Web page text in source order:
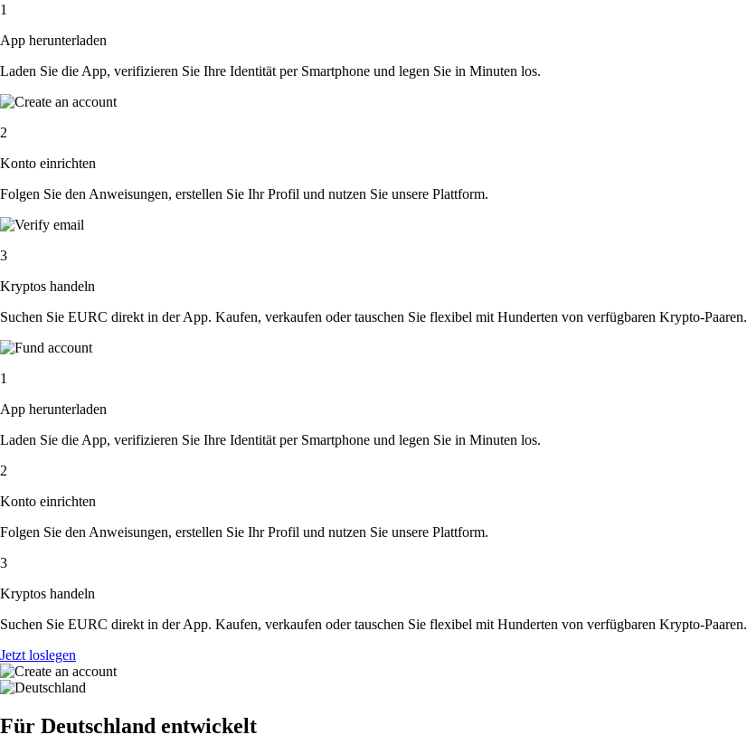
1
App herunterladen
Laden Sie die App, verifizieren Sie Ihre Identität per Smartphone und legen Sie in Minuten los.
2
Konto einrichten
Folgen Sie den Anweisungen, erstellen Sie Ihr Profil und nutzen Sie unsere Plattform.
3
Kryptos handeln
Suchen Sie EURC direkt in der App. Kaufen, verkaufen oder tauschen Sie flexibel mit Hunderten von verfügbaren Krypto-Paaren.
1
App herunterladen
Laden Sie die App, verifizieren Sie Ihre Identität per Smartphone und legen Sie in Minuten los.
2
Konto einrichten
Folgen Sie den Anweisungen, erstellen Sie Ihr Profil und nutzen Sie unsere Plattform.
3
Kryptos handeln
Suchen Sie EURC direkt in der App. Kaufen, verkaufen oder tauschen Sie flexibel mit Hunderten von verfügbaren Krypto-Paaren.
Jetzt loslegen
Für Deutschland entwickelt